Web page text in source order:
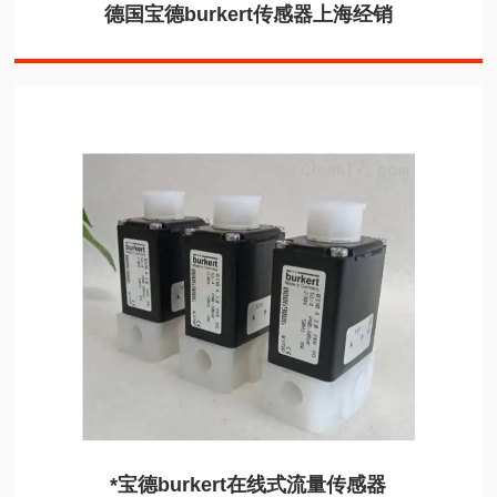
德国宝德burkert传感器上海经销
*宝德burkert在线式流量传感器